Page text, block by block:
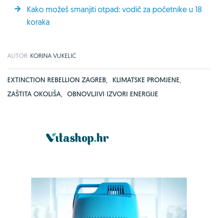
Kako možeš smanjiti otpad: vodič za početnike u 18
koraka
AUTOR: KORINA VUKELIĆ
EXTINCTION REBELLION ZAGREB, KLIMATSKE PROMJENE,
ZAŠTITA OKOLIŠA, OBNOVLJIVI IZVORI ENERGIJE